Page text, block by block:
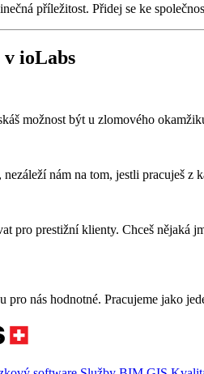
příležitost. Přidej se ke
ioLabs
možnost být u zlomového
nezáleží nám na tom, jestli pracuješ
pro prestižní klienty. Chceš nějaká
pro nás hodnotné. Pracujeme jako